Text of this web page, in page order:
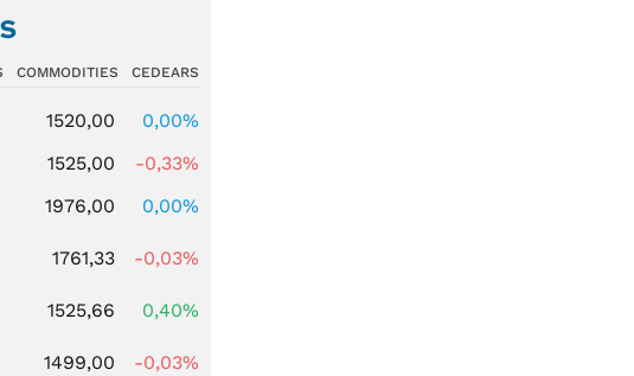
COMMODITIES CEDEARS
1520,00
0,00%
1525,00
-0,33%
1976,00
0,00%
1761,33 -0,03%
1525,66
0,40%
1499,00 -0,03%